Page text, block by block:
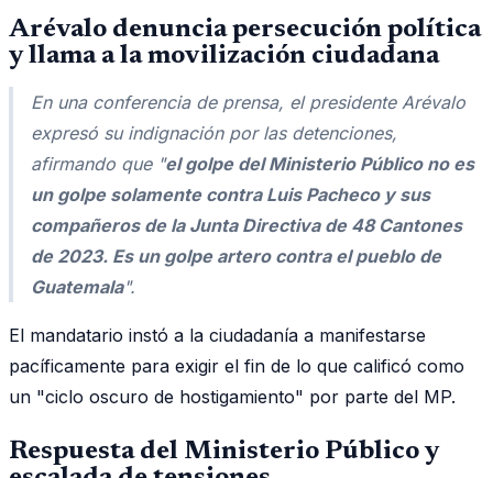
Arévalo denuncia persecución política
y llama a la movilización ciudadana
En una conferencia de prensa, el presidente Arévalo
expresó su indignación por las detenciones,
afirmando que "el golpe del Ministerio Público no es
un golpe solamente contra Luis Pacheco y sus
compañeros de la Junta Directiva de 48 Cantones
de 2023. Es un golpe artero contra el pueblo de
Guatemala".
El mandatario instó a la ciudadanía a manifestarse
pacíficamente para exigir el fin de lo que calificó como
un "ciclo oscuro de hostigamiento" por parte del MP.
Respuesta del Ministerio Público y